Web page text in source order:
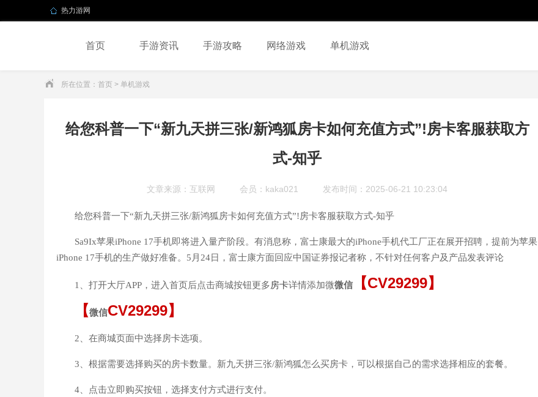
热力游网
首页 手游资讯 手游攻略 网络游戏 单机游戏
所在位置： 首页 > 单机游戏
给您科普一下“新九天拼三张/新鸿狐房卡如何充值方式”!房卡客服获取方
式-知乎
文章来源：互联网 会员：kaka021 发布时间：2025-06-21 10:23:04
给您科普一下“新九天拼三张/新鸿狐房卡如何充值方式”!房卡客服获取方式-知乎
Sa9Ix苹果iPhone 17手机即将进入量产阶段。有消息称，富士康最大的iPhone手机代工厂正在展开招聘，提前为苹果
iPhone 17手机的生产做好准备。5月24日，富士康方面回应中国证券报记者称，不针对任何客户及产品发表评论
1、打开大厅APP，进入首页后点击商城按钮更多房卡详情添加微微信 【CV29299】
【微信CV29299】
2、在商城页面中选择房卡选项。
3、根据需要选择购买的房卡数量。新九天拼三张/新鸿狐怎么买房卡，可以根据自己的需求选择相应的套餐。
4、点击立即购买按钮，选择支付方式进行支付。